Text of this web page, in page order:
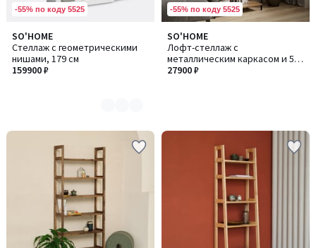
-55% по коду 5525
SO'HOME
Стеллаж с геометрическими
нишами, 179 см
159900 ₽
Количество
цветов:
2
-55% по коду 5525
SO'HOME
Лофт-стеллаж с
металлическим каркасом и 5
полками
27900 ₽